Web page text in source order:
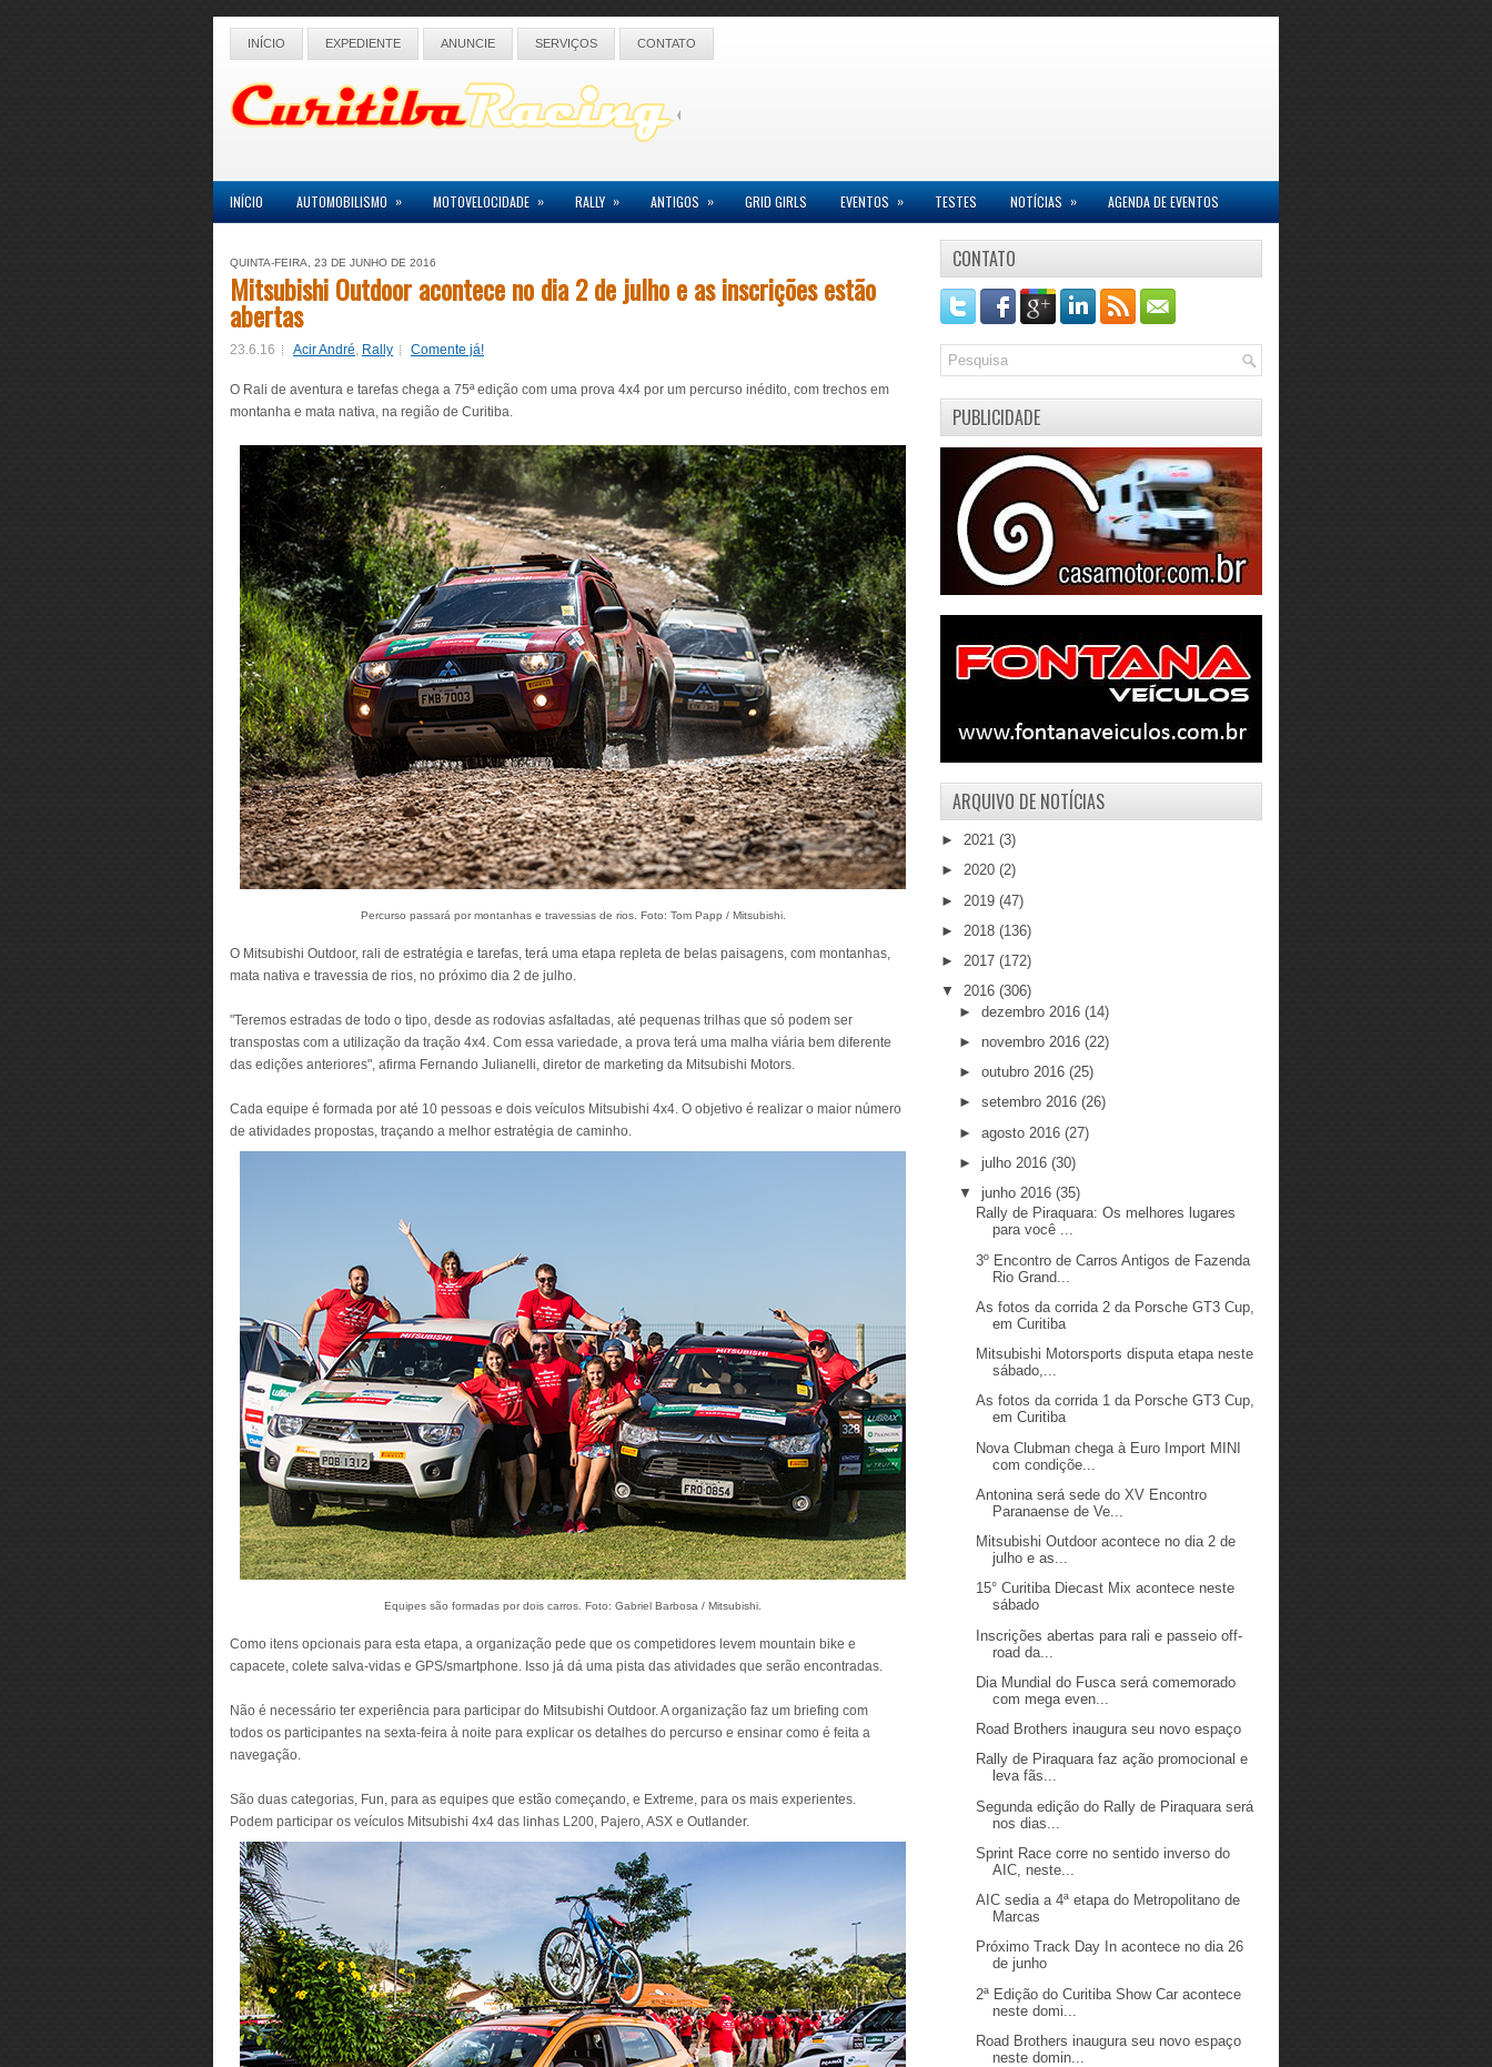
INÍCIO EXPEDIENTE ANUNCIE SERVIÇOS CONTATO
INÍCIO AUTOMOBILISMO » MOTOVELOCIDADE » RALLY » ANTIGOS » GRID GIRLS EVENTOS » TESTES NOTÍCIAS » AGENDA DE EVENTOS
QUINTA-FEIRA, 23 DE JUNHO DE 2016
Mitsubishi Outdoor acontece no dia 2 de julho e as inscrições estão
abertas
23.6.16 Acir André, Rally Comente já!
O Rali de aventura e tarefas chega a 75ª edição com uma prova 4x4 por um percurso inédito, com trechos em
montanha e mata nativa, na região de Curitiba.
Percurso passará por montanhas e travessias de rios. Foto: Tom Papp / Mitsubishi.
O Mitsubishi Outdoor, rali de estratégia e tarefas, terá uma etapa repleta de belas paisagens, com montanhas,
mata nativa e travessia de rios, no próximo dia 2 de julho.
"Teremos estradas de todo o tipo, desde as rodovias asfaltadas, até pequenas trilhas que só podem ser
transpostas com a utilização da tração 4x4. Com essa variedade, a prova terá uma malha viária bem diferente
das edições anteriores", afirma Fernando Julianelli, diretor de marketing da Mitsubishi Motors.
Cada equipe é formada por até 10 pessoas e dois veículos Mitsubishi 4x4. O objetivo é realizar o maior número
de atividades propostas, traçando a melhor estratégia de caminho.
Equipes são formadas por dois carros. Foto: Gabriel Barbosa / Mitsubishi.
Como itens opcionais para esta etapa, a organização pede que os competidores levem mountain bike e
capacete, colete salva-vidas e GPS/smartphone. Isso já dá uma pista das atividades que serão encontradas.
Não é necessário ter experiência para participar do Mitsubishi Outdoor. A organização faz um briefing com
todos os participantes na sexta-feira à noite para explicar os detalhes do percurso e ensinar como é feita a
navegação.
São duas categorias, Fun, para as equipes que estão começando, e Extreme, para os mais experientes.
Podem participar os veículos Mitsubishi 4x4 das linhas L200, Pajero, ASX e Outlander.
CONTATO
PUBLICIDADE
ARQUIVO DE NOTÍCIAS
► 2021 (3)
► 2020 (2)
► 2019 (47)
► 2018 (136)
► 2017 (172)
▼ 2016 (306)
► dezembro 2016 (14)
► novembro 2016 (22)
► outubro 2016 (25)
► setembro 2016 (26)
► agosto 2016 (27)
► julho 2016 (30)
▼ junho 2016 (35)
Rally de Piraquara: Os melhores lugares
para você ...
3º Encontro de Carros Antigos de Fazenda
Rio Grand...
As fotos da corrida 2 da Porsche GT3 Cup,
em Curitiba
Mitsubishi Motorsports disputa etapa neste
sábado,...
As fotos da corrida 1 da Porsche GT3 Cup,
em Curitiba
Nova Clubman chega à Euro Import MINI
com condiçõe...
Antonina será sede do XV Encontro
Paranaense de Ve...
Mitsubishi Outdoor acontece no dia 2 de
julho e as...
15° Curitiba Diecast Mix acontece neste
sábado
Inscrições abertas para rali e passeio off-
road da...
Dia Mundial do Fusca será comemorado
com mega even...
Road Brothers inaugura seu novo espaço
Rally de Piraquara faz ação promocional e
leva fãs...
Segunda edição do Rally de Piraquara será
nos dias...
Sprint Race corre no sentido inverso do
AIC, neste...
AIC sedia a 4ª etapa do Metropolitano de
Marcas
Próximo Track Day In acontece no dia 26
de junho
2ª Edição do Curitiba Show Car acontece
neste domi...
Road Brothers inaugura seu novo espaço
neste domin...